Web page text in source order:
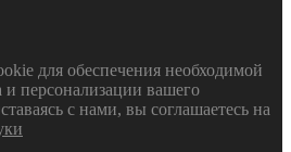
для обеспечения необходимой
и персонализации вашего
с нами, вы соглашаетесь на